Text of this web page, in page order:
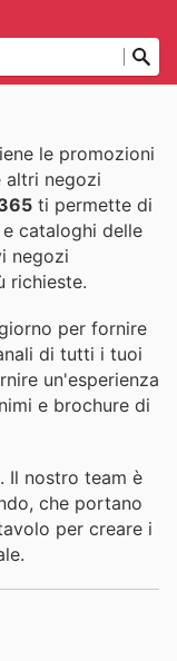
le promozioni
altri negozi
ti permette di
cataloghi delle
negozi
richieste.
per fornire
di tutti i tuoi
un'esperienza
e brochure di
. Il nostro team è
che portano
per creare i